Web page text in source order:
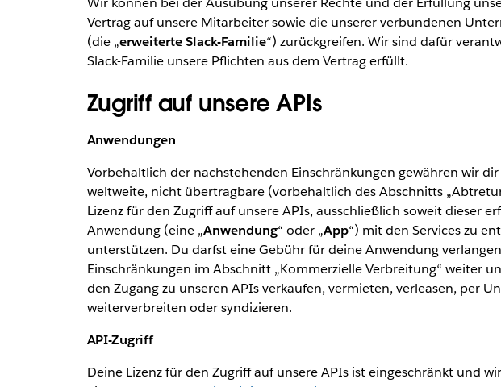
Vertrag auf unsere Mitarbeiter sowie die unserer verbundenen
(die „erweiterte Slack-Familie“) zurückgreifen. Wir sind dafür
Slack-Familie unsere Pflichten aus dem Vertrag erfüllt.
Zugriff auf unsere APIs
Anwendungen
Vorbehaltlich der nachstehenden Einschränkungen gewähren wir
weltweite, nicht übertragbare (vorbehaltlich des Abschnitts
Lizenz für den Zugriff auf unsere APIs, ausschließlich soweit dieser
Anwendung (eine „Anwendung“ oder „App“) mit den Services zu
unterstützen. Du darfst eine Gebühr für deine Anwendung
Einschränkungen im Abschnitt „Kommerzielle Verbreitung“ weiter
den Zugang zu unseren APIs verkaufen, vermieten, verleasen, per
weiterverbreiten oder syndizieren.
API-Zugriff
Deine Lizenz für den Zugriff auf unsere APIs ist eingeschränkt und